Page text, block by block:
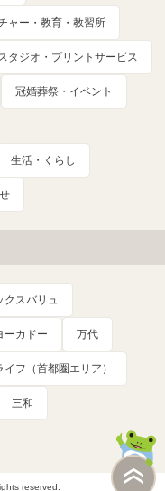
ャー・教育・教習所
タジオ・プリントサービス
冠婚葬祭・イベント
生活・くらし
クスバリュ
ーカドー 万代
イフ（首都圏エリア）
三和
reserved.